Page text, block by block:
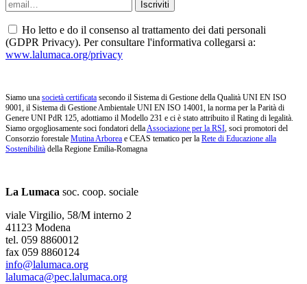
Ho letto e do il consenso al trattamento dei dati personali
(GDPR Privacy). Per consultare l'informativa collegarsi a:
www.lalumaca.org/privacy
Siamo una società certificata secondo il Sistema di Gestione della Qualità UNI EN ISO
9001, il Sistema di Gestione Ambientale UNI EN ISO 14001, la norma per la Parità di
Genere UNI PdR 125, adottiamo il Modello 231 e ci è stato attribuito il Rating di legalità.
Siamo orgogliosamente soci fondatori dellaAssociazione per la RSI, soci promotori del
Consorzio forestale Mutina Arborea e CEAS tematico per la Rete di Educazione alla
Sostenibilità della Regione Emilia-Romagna
La Lumaca soc. coop. sociale
viale Virgilio, 58/M interno 2
41123 Modena
tel. 059 8860012
fax 059 8860124
info@lalumaca.org
lalumaca@pec.lalumaca.org